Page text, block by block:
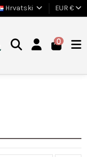
Hrvatski EUR €
0